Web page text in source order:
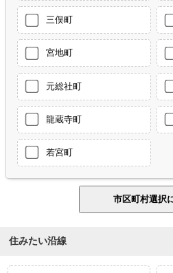
三俣町
宮地町
元総社町
龍蔵寺町
若宮町
住みたい沿線